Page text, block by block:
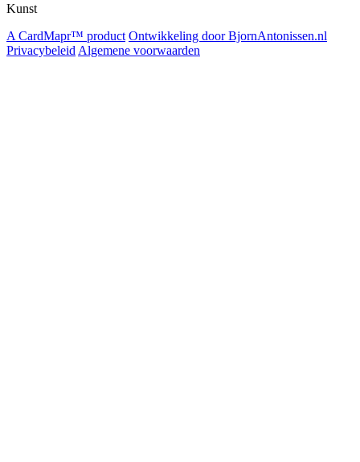
Kunst
A CardMapr™ product Ontwikkeling door BjornAntonissen.nl
Privacybeleid Algemene voorwaarden